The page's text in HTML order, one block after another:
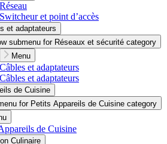
Réseau
Switcheur et point d’accès
et adaptateurs
submenu for Réseaux et sécurité category
Menu
Câbles et adaptateurs
Câbles et adaptateurs
de Cuisine
for Petits Appareils de Cuisine category
de Cuisine
Culinaire